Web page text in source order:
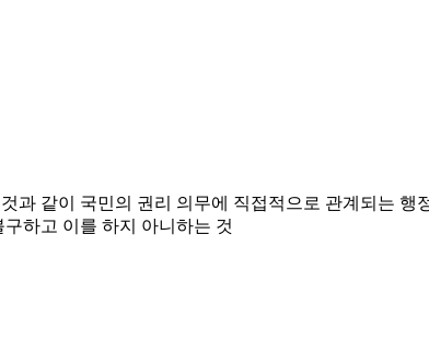
과 같이 국민의 권리 의무에 직접적으로 관계되는 행
하고 이를 하지 아니하는 것